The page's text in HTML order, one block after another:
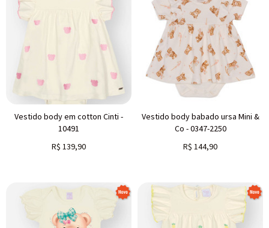
Vestido body em cotton Cinti -
10491
R$ 139,90
Vestido body babado ursa Mini &
Co - 0347-2250
R$ 144,90